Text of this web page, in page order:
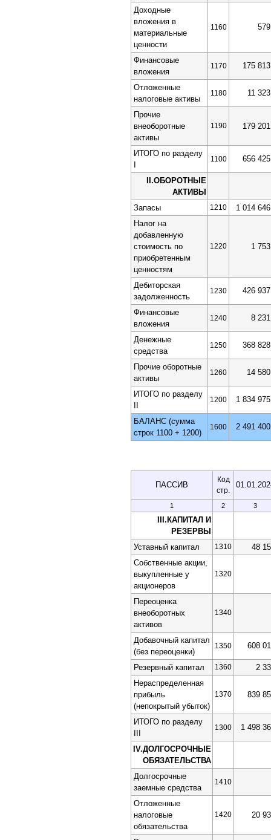
Доходные
вложения в
материальные
ценности
1160 579
Финансовые
вложения
1170 175 813
Отложенные
налоговые активы
1180 11 323
Прочие
внеоборотные
активы
1190 179 201
ИТОГО по разделу
1100 656 425
II.ОБОРОТНЫЕ
АКТИВЫ
Запасы
1210
1 014 646
Налог на
добавленную
стоимость по
приобретенным
ценностям
1220 1 753
Дебиторская
задолженность
1230 426 937
Финансовые
вложения
1240 8 231
Денежные
средства
1250 368 828
Прочие оборотные
активы
1260 14 580
ИТОГО по разделу
1200 1 834 975
БАЛАНС (сумма
строк 1100 + 1200)
1600 2 491 400
ПАССИВ
Код
стр.
1 2 3
III.КАПИТАЛ И
РЕЗЕРВЫ
Уставный капитал
1310
48
Собственные акции,
выкупленные у
акционеров
1320
Переоценка
внеоборотных
активов
1340
Добавочный капитал
(без переоценки)
1350 608
Резервный капитал 1360
2
Нераспределенная
прибыль
(непокрытый убыток)
1370 839
ИТОГО по разделу
1300 1 498
IV.ДОЛГОСРОЧНЫЕ
ОБЯЗАТЕЛЬСТВА
Долгосрочные
заемные средства
1410
Отложенные
налоговые
обязательства
1420 20